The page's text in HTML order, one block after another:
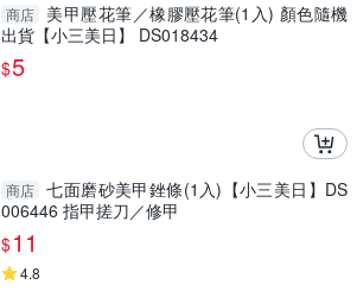
商店
美甲壓花筆／橡膠壓花筆(1入) 顏色隨機
出貨【小三美日】 DS018434
$5
商店 七面磨砂美甲銼條(1入)【小三美日】DS
006446 指甲搓刀／修甲
$11
4.8